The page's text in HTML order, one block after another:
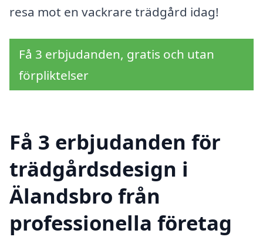
resa mot en vackrare trädgård idag!
Få 3 erbjudanden, gratis och utan
förpliktelser
Få 3 erbjudanden för
trädgårdsdesign i
Älandsbro från
professionella företag